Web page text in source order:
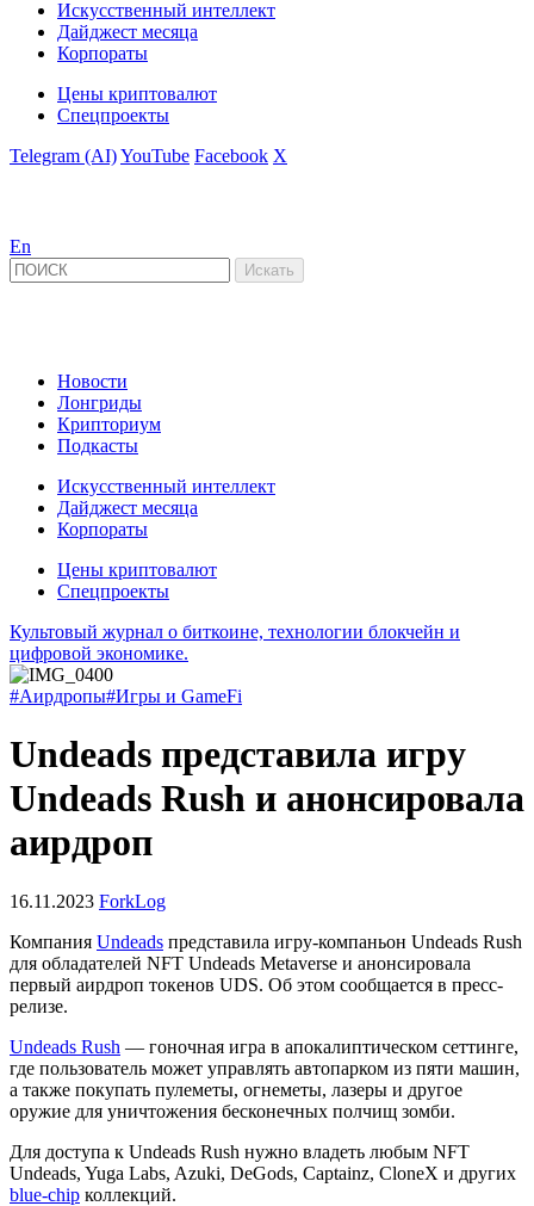
Искусственный интеллект
Дайджест месяца
Корпораты
Цены криптовалют
Спецпроекты
Telegram (AI)YouTube Facebook X
En
Новости
Лонгриды
Крипториум
Подкасты
Искусственный интеллект
Дайджест месяца
Корпораты
Цены криптовалют
Спецпроекты
Культовый журнал о биткоине, технологии блокчейн и
цифровой экономике.
#Аирдропы#Игры и GameFi
Undeads представила игру
Undeads Rush и анонсировала
аирдроп
16.11.2023 ForkLog
Компания Undeads представила игру-компаньон Undeads Rush
для обладателей NFT Undeads Metaverse и анонсировала
первый аирдроп токенов UDS. Об этом сообщается в пресс-
релизе.
Undeads Rush ― гоночная игра в апокалиптическом сеттинге,
где пользователь может управлять автопарком из пяти машин,
а также покупать пулеметы, огнеметы, лазеры и другое
оружие для уничтожения бесконечных полчищ зомби.
Для доступа к Undeads Rush нужно владеть любым NFT
Undeads, Yuga Labs, Azuki, DeGods, Captainz, CloneX и других
blue-chip коллекций.